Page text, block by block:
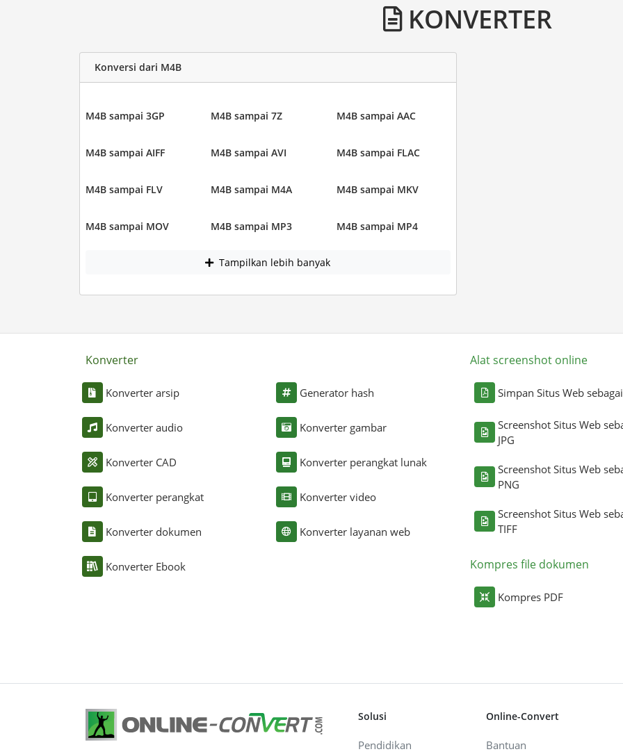
KONVERTER
Konversi dari M4B
M4B sampai 3GP M4B sampai 7Z M4B sampai AAC
M4B sampai AIFF M4B sampai AVI M4B sampai FLAC
M4B sampai FLV M4B sampai M4A M4B sampai MKV
M4B sampai MOV M4B sampai MP3 M4B sampai MP4
Tampilkan lebih banyak
Konverter
Konverter arsip
Konverter audio
Konverter CAD
Konverter perangkat
Konverter dokumen
Konverter Ebook
Generator hash
Konverter gambar
Konverter perangkat lunak
Konverter video
Konverter layanan web
Alat screenshot online
Simpan Situs Web
Screenshot Situs Web
JPG
Screenshot Situs Web
PNG
Screenshot Situs Web
TIFF
Kompres file dokumen
Kompres PDF
Solusi
Pendidikan
Online-Convert
Bantuan